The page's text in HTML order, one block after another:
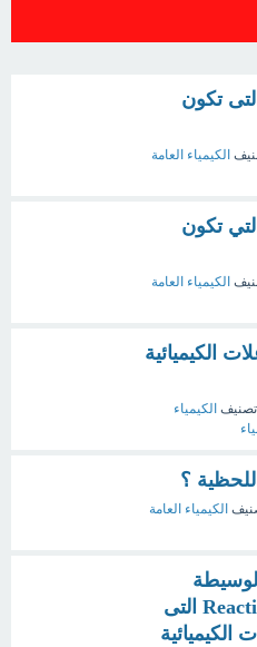
تكون
الكيمياء العامة
تكون
الكيمياء العامة
الكيميائية
الكيمياء
؟
الكيمياء العامة
Reactive intermediates التى
الكيميائية